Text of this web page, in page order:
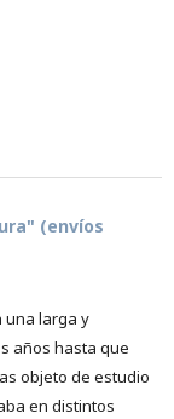
(envíos
una larga y
años hasta que
objeto de estudio
en distintos